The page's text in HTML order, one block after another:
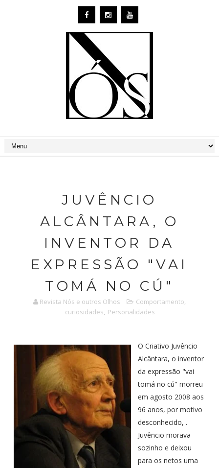
JUVÊNCIO
ALCÂNTARA, O
INVENTOR DA
EXPRESSÃO "VAI
TOMÁ NO CÚ"
Revista Nós e outros Olhos Comportamento,
curiosidades, Personalidades
O Criativo Juvêncio
Alcântara, o inventor
da expressão "vai
tomá no cú" morreu
em agosto 2008 aos
96 anos, por motivo
desconhecido, .
Juvêncio morava
sozinho e deixou
para os netos uma